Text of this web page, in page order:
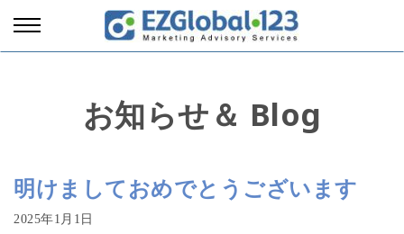
お知らせ＆ Blog
明けましておめでとうございます